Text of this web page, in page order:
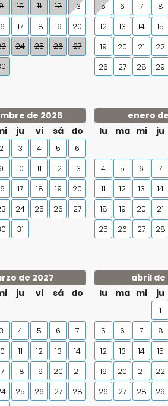
10 11 12
13
17 18 19
20
24 25 26
27
5 6 7 8
12
13 14 15
19
20 21 22
26
27 28 29
de 2026
ju vi sá do
2 3 4 5
6
9 10 11 12
13
17 18 19
20
24 25 26
27
31
enero
lu
ma mi ju
4
5 6 7
11
12 13 14
18
19 20 21
25
26 27 28
de 2027
ju vi sá do
3 4 5 6
7
11 12 13
14
18 19 20
21
25 26 27 28
abril de
lu
ma mi ju
1
5
6 7 8
12
13 14 15
19
20 21 22
26
27 28 29